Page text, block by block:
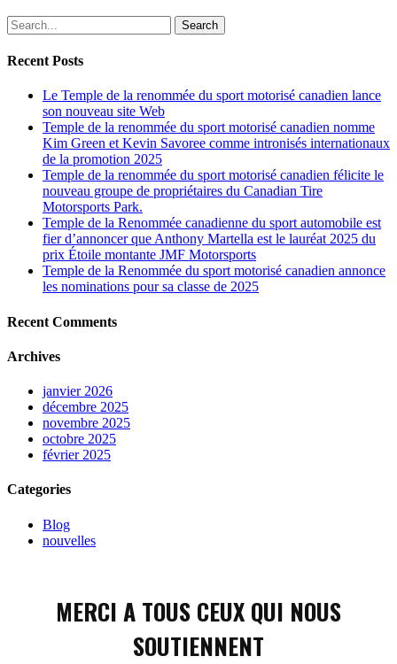
du
Étoile
Motorsports
les
pour
Search
Recent Posts
Le Temple de la renommée du sport motorisé canadien lance
son nouveau site Web
Temple de la renommée du sport motorisé canadien nomme
Kim Green et Kevin Savoree comme intronisés internationaux
de la promotion 2025
Temple de la renommée du sport motorisé canadien félicite le
nouveau groupe de propriétaires du Canadian Tire
Motorsports Park.
Temple de la Renommée canadienne du sport automobile est
fier d’annoncer que Anthony Martella est le lauréat 2025 du
prix Étoile montante JMF Motorsports
Temple de la Renommée du sport motorisé canadien annonce
les nominations pour sa classe de 2025
Recent Comments
Archives
janvier 2026
décembre 2025
novembre 2025
octobre 2025
février 2025
Categories
Blog
nouvelles
MERCI A TOUS CEUX QUI NOUS
SOUTIENNENT